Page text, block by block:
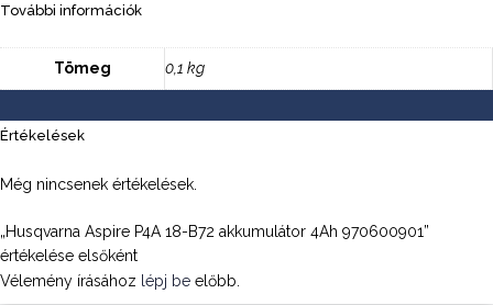
További információk
Tömeg 0,1 kg
Értékelések
Még nincsenek értékelések.
„Husqvarna Aspire P4A 18-B72 akkumulátor 4Ah 970600901”
értékelése elsőként
Vélemény írásához lépj be előbb.